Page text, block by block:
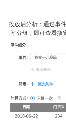
投放后分析：通过事
店”分组，即可查看指